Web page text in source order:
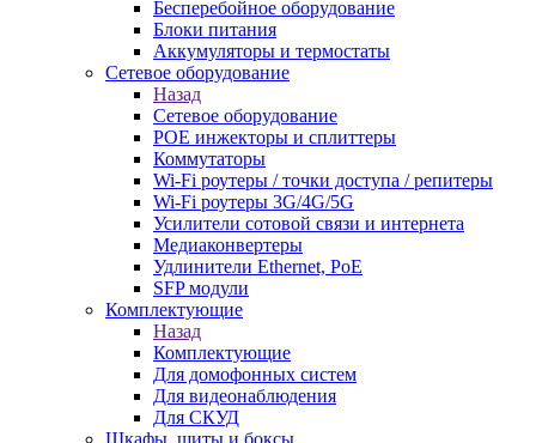
Бесперебойное оборудование
Блоки питания
Аккумуляторы и термостаты
Сетевое оборудование
Назад
Сетевое оборудование
POE инжекторы и сплиттеры
Коммутаторы
Wi-Fi роутеры / точки доступа / репитеры
Wi-Fi роутеры 3G/4G/5G
Усилители сотовой связи и интернета
Медиаконвертеры
Удлинители Ethernet, PoE
SFP модули
Комплектующие
Назад
Комплектующие
Для домофонных систем
Для видеонаблюдения
Для СКУД
Шкафы, щиты и боксы